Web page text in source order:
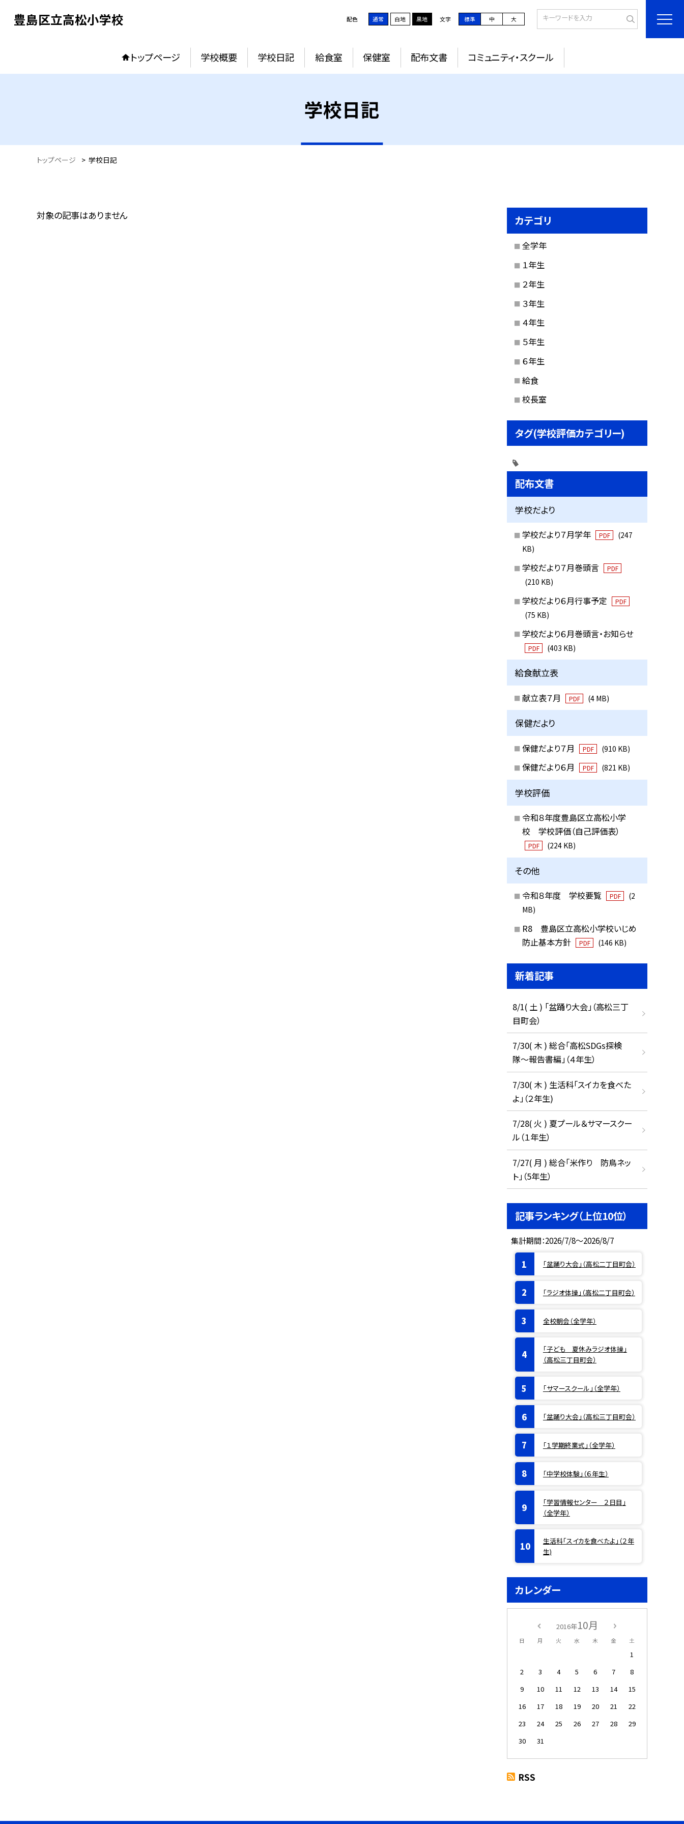
豊島区立高松小学校 配色 通常 白地 黒地 文字 標準 中 大
トップページ 学校概要 学校日記 給食室 保健室 配布文書 コミュニティ・スクール
学校日記
トップページ > 学校日記
対象の記事はありません カテゴリ
全学年
１年生
２年生
３年生
４年生
５年生
６年生
給食
校長室
タグ(学校評価カテゴリー)
配布文書
学校だより
学校だより７月学年 PDF
(247
KB)
学校だより７月巻頭言 PDF
(210 KB)
学校だより６月行事予定 PDF
(75 KB)
学校だより６月巻頭言・お知らせ
PDF (403 KB)
給食献立表
献立表７月 PDF (4 MB)
保健だより
保健だより７月 PDF (910 KB)
保健だより６月 PDF (821 KB)
学校評価
令和８年度豊島区立高松小学
校 学校評価（自己評価表）
PDF (224 KB)
その他
令和８年度 学校要覧 PDF
(2
MB)
R8 豊島区立高松小学校いじめ
防止基本方針
PDF (146 KB)
新着記事
8/1( 土 ) 「盆踊り大会」（高松三丁
目町会）
7/30( 木 ) 総合「高松SDGs探検
隊〜報告書編」（４年生）
7/30( 木 ) 生活科「スイカを食べた
よ」（２年生)
7/28( 火 ) 夏プール＆サマースクー
ル（１年生）
7/27( 月 ) 総合「米作り 防鳥ネッ
ト」（5年生）
記事ランキング（上位10位）
集計期間：2026/7/8～2026/8/7
「盆踊り大会」（高松二丁目町会）
「ラジオ体操」（高松二丁目町会）
全校朝会（全学年）
「子ども 夏休みラジオ体操」
（高松三丁目町会）
「サマースクール」（全学年）
「盆踊り大会」（高松三丁目町会）
「１学期終業式」（全学年）
「中学校体験」（６年生）
「学習情報センター ２日目」
（全学年）
生活科「スイカを食べたよ」（２年
生)
カレンダー
2016年10月
日 月 火 水 木 金 土
1
2
3 4 5 6 7
8
9
10 11 12 13 14
15
16
17 18 19 20 21
22
23
24 25 26 27 28
29
30
31
RSS